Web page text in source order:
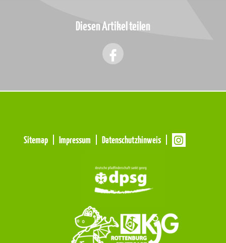
Diesen Artikel teilen
Navigation
Navigation
Sitemap Impressum Datenschutzhinweis